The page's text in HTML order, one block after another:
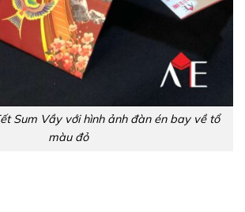
Sum Vầy với hình ảnh đàn én bay về tổ
màu đỏ